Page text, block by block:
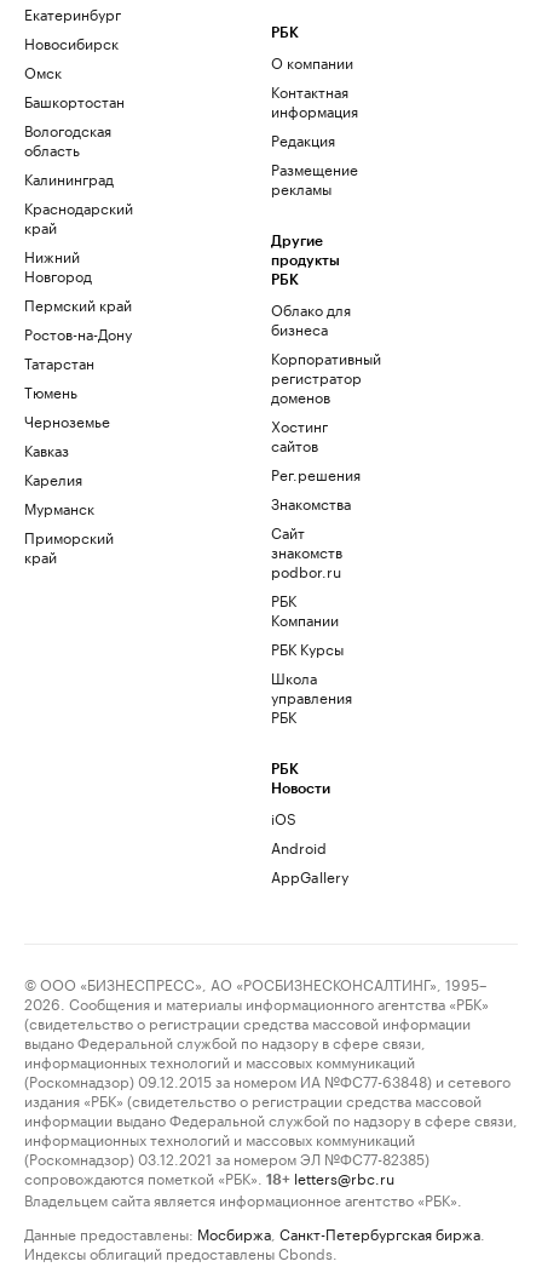
Екатеринбург
Новосибирск
Омск
Башкортостан
Вологодская
область
Калининград
Краснодарский
край
Нижний
Новгород
Пермский край
Ростов-на-Дону
Татарстан
Тюмень
Черноземье
Кавказ
Карелия
Мурманск
Приморский
край
РБК
О компании
Контактная
информация
Редакция
Размещение
рекламы
Другие
продукты
РБК
Облако для
бизнеса
Корпоративный
регистратор
доменов
Хостинг
сайтов
Рег.решения
Знакомства
Сайт
знакомств
podbor.ru
РБК
Компании
РБК Курсы
Школа
управления
РБК
РБК
Новости
iOS
Android
AppGallery
© ООО «БИЗНЕСПРЕСС», АО «РОСБИЗНЕСКОНСАЛТИНГ», 1995–
2026. Сообщения и материалы информационного агентства «РБК»
(свидетельство о регистрации средства массовой информации
выдано Федеральной службой по надзору в сфере связи,
информационных технологий и массовых коммуникаций
(Роскомнадзор) 09.12.2015 за номером ИА №ФС77-63848) и сетевого
издания «РБК» (свидетельство о регистрации средства массовой
информации выдано Федеральной службой по надзору в сфере связи,
информационных технологий и массовых коммуникаций
(Роскомнадзор) 03.12.2021 за номером ЭЛ №ФС77-82385)
сопровождаются пометкой «РБК».
18+ letters@rbc.ru
Владельцем сайта является информационное агентство «РБК».
Данные предоставлены: Мосбиржа Санкт-Петербургская биржа
Индексы облигаций предоставлены Cbonds.